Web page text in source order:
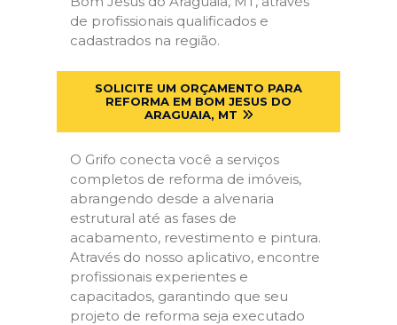
de profissionais qualificados e
cadastrados na região.
SOLICITE UM ORÇAMENTO PARA
REFORMA EM BOM JESUS DO
ARAGUAIA, MT
O Grifo conecta você a serviços
completos de reforma de imóveis,
abrangendo desde a alvenaria
estrutural até as fases de
acabamento, revestimento e pintura.
Através do nosso aplicativo, encontre
profissionais experientes e
capacitados, garantindo que seu
projeto de reforma seja executado